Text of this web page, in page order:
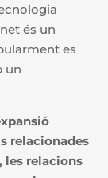
és un
es
un
relacionades
les relacions